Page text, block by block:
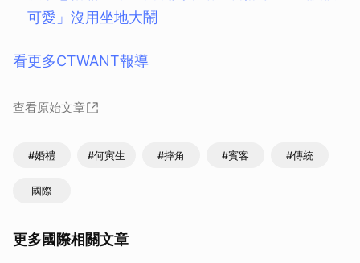
可愛」沒用坐地大鬧
看更多CTWANT報導
查看原始文章
#婚禮 #何寅生 #摔角 #賓客 #傳統
國際
更多國際相關文章